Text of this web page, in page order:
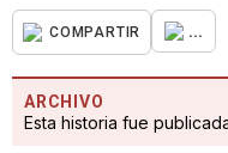
COMPARTIR ...
ARCHIVO
Esta historia fue